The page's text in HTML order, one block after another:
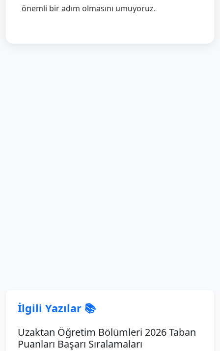
önemli bir adım olmasını umuyoruz.
İlgili Yazılar 📚
Uzaktan Öğretim Bölümleri 2026 Taban
Puanları Başarı Sıralamaları